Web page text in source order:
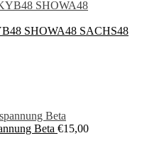
SHOWA48 SACHS48
Beta €15,00